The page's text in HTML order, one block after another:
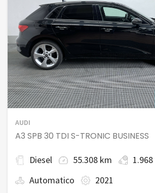
AUDI
A3 SPB 30 TDI S-TRONIC BUSINESS
Diesel 55.308 km
Automatico
2021